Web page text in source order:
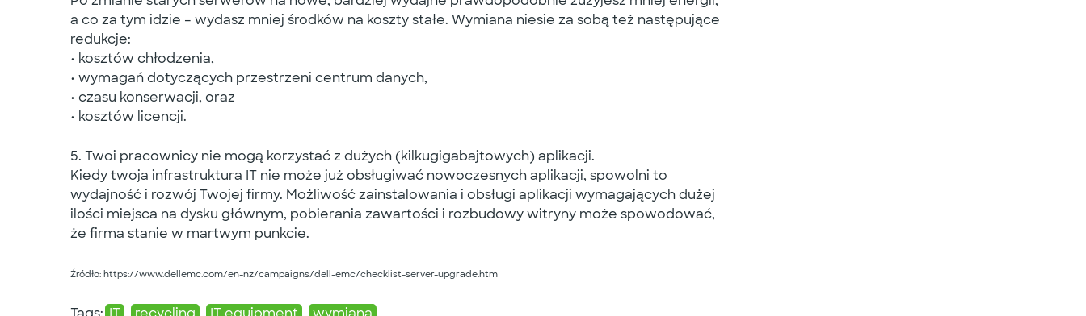
a co za tym idzie – wydasz mniej środków na koszty stałe. Wymiana niesie za sobą też następujące
redukcje:
• kosztów chłodzenia,
• wymagań dotyczących przestrzeni centrum danych,
• czasu konserwacji, oraz
• kosztów licencji.
5. Twoi pracownicy nie mogą korzystać z dużych (kilkugigabajtowych) aplikacji.
Kiedy twoja infrastruktura IT nie może już obsługiwać nowoczesnych aplikacji, spowolni to
wydajność i rozwój Twojej firmy. Możliwość zainstalowania i obsługi aplikacji wymagających dużej
ilości miejsca na dysku głównym, pobierania zawartości i rozbudowy witryny może spowodować,
że firma stanie w martwym punkcie.
Źródło: https://www.dellemc.com/en-nz/campaigns/dell-emc/checklist-server-upgrade.htm